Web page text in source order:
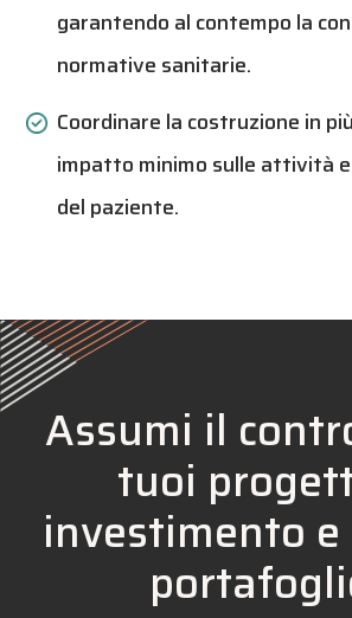
garantendo al contempo la
normative sanitarie.
Coordinare la costruzione in
impatto minimo sulle attività
del paziente.
Assumi il
tuoi
investimento